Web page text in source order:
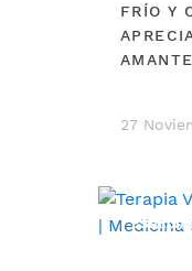
FRÍO Y
27